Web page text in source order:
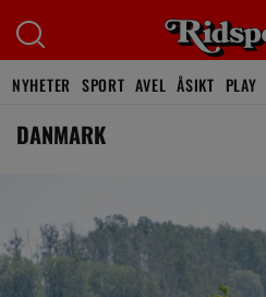
NYHETER SPORT AVEL ÅSIKT PLAY
DANMARK